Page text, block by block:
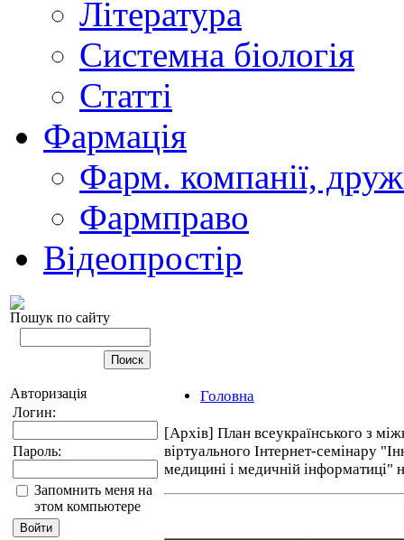
Література
Системна біологія
Статті
Фармація
Фарм. компанії,
Фармправо
Відеопростір
Пошук по сайту
Авторизація
Логин:
Пароль:
Запомнить меня на
этом компьютере
Головна
[Архів] План всеукраїнського з
віртуального Інтернет-семінару
медицині і медичній інформатиці"